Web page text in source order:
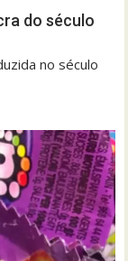
do século
no século